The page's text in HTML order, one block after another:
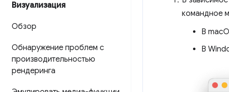
Визуализация
Обзор
Обнаружение проблем с
производительностью
рендеринга
командное
В
В